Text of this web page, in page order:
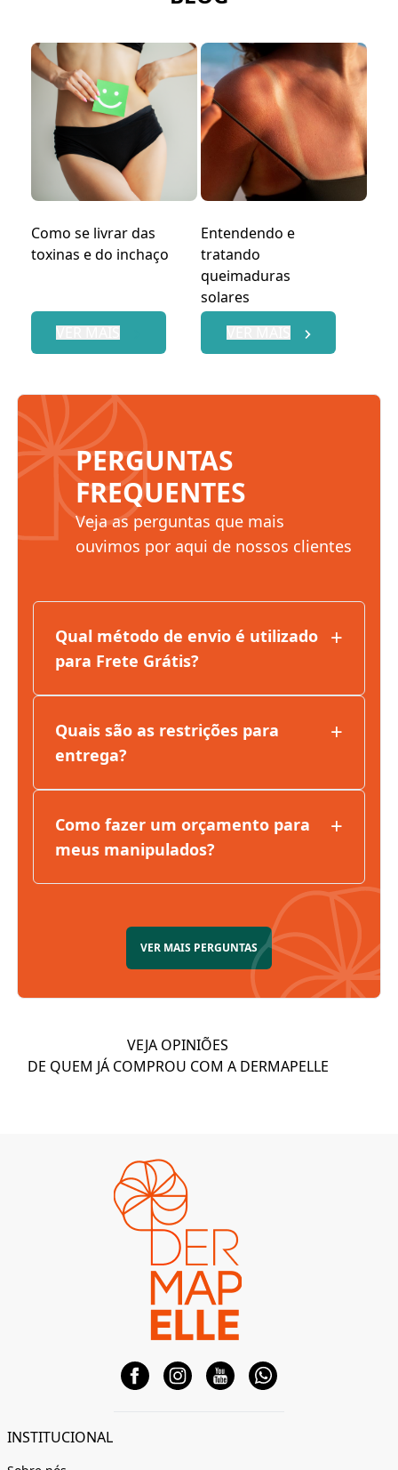
Como se livrar das
toxinas e do inchaço
Entendendo e
tratando
queimaduras
solares
PERGUNTAS
FREQUENTES
Veja as perguntas que mais
ouvimos por aqui de nossos clientes
Qual método de envio é utilizado
para Frete Grátis?
+
Quais são as restrições para
entrega?
+
Como fazer um orçamento para
meus manipulados?
+
VER MAIS PERGUNTAS
VEJA OPINIÕES
DE QUEM JÁ COMPROU COM A DERMAPELLE
INSTITUCIONAL